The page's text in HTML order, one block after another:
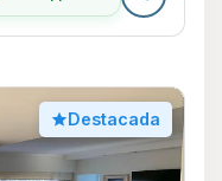
Destacada